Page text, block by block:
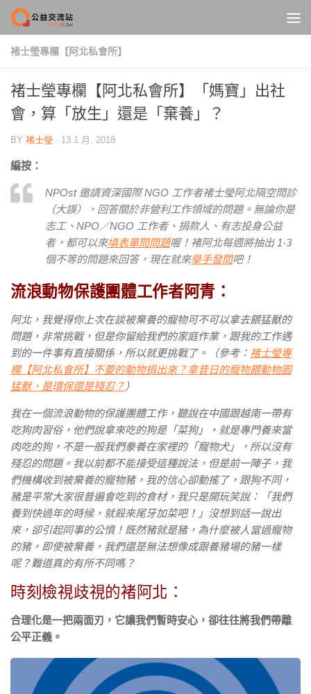
Skip to content
褚士瑩專欄【阿北私會所】
褚士瑩專欄【阿北私會所】「媽寶」出社
會，算「放生」還是「棄養」？
BY 褚士瑩 · 13 1 月, 2018
編按：
NPOst 邀請資深國際 NGO 工作者褚士瑩阿北隔空問診
（大誤），回答關於非營利工作領域的問題。無論你是
志工、NPO／NGO 工作者、捐款人、有志投身公益
者，都可以來填表單問問題喔！褚阿北每週將抽出 1-3
個不等的問題來回答，現在就來舉手發問吧！
流浪動物保護團體工作者阿青：
阿北，我覺得你上次在談被棄養的寵物可不可以拿去餵猛獸的
問題，非常挑戰，但是你留給我們的家庭作業，跟我的工作遇
到的一件事有直接關係，所以就更挑戰了。（參考： 褚士瑩專
欄【阿北私會所】不要的動物捐出來？拿昔日的寵物餵動物園
猛獸，是環保還是殘忍？）
我在一個流浪動物的保護團體工作，聽說在中國跟越南一帶有
吃狗肉習俗，他們說拿來吃的狗是「菜狗」，就是專門養來當
肉吃的狗，不是一般我們豢養在家裡的「寵物犬」，所以沒有
殘忍的問題。我以前都不能接受這種說法，但是前一陣子，我
們機構收到被棄養的寵物豬，我的信心卻動搖了，跟狗不同，
豬是平常大家很普遍會吃到的食材，我只是開玩笑說：「我們
養到快過年的時候，就殺來尾牙加菜吧！」沒想到話一說出
來，卻引起同事的公憤！既然豬就是豬，為什麼被人當過寵物
的豬，即使被棄養，我們還是無法想像成跟養豬場的豬一樣
呢？難道真的有所不同嗎？
時刻檢視歧視的褚阿北：
合理化是一把兩面刃，它讓我們暫時安心，卻往往將我們帶離
公平正義。